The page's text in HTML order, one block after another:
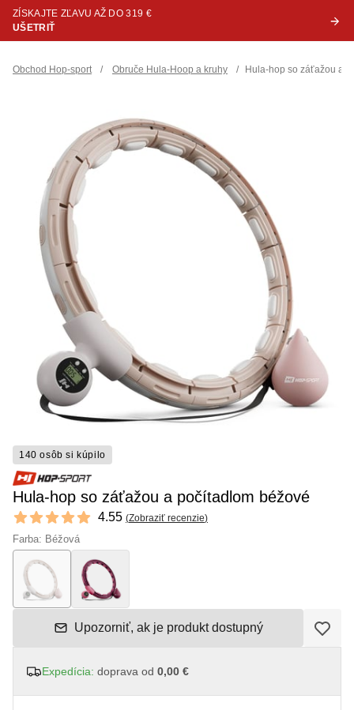
ZÍSKAJTE ZĽAVU AŽ DO 319 €
UŠETRIŤ
Obchod Hop-sport / Obruče Hula-Hoop a kruhy / Hula-hop so záťažou a
140 osôb si kúpilo
Hula-hop so záťažou a počítadlom béžové
Reviews
4.55 out of 5 stars 4.55 (Zobraziť recenzie)
Farba: Béžová
Upozorniť, ak je produkt dostupný
Expedícia: doprava od 0,00 €